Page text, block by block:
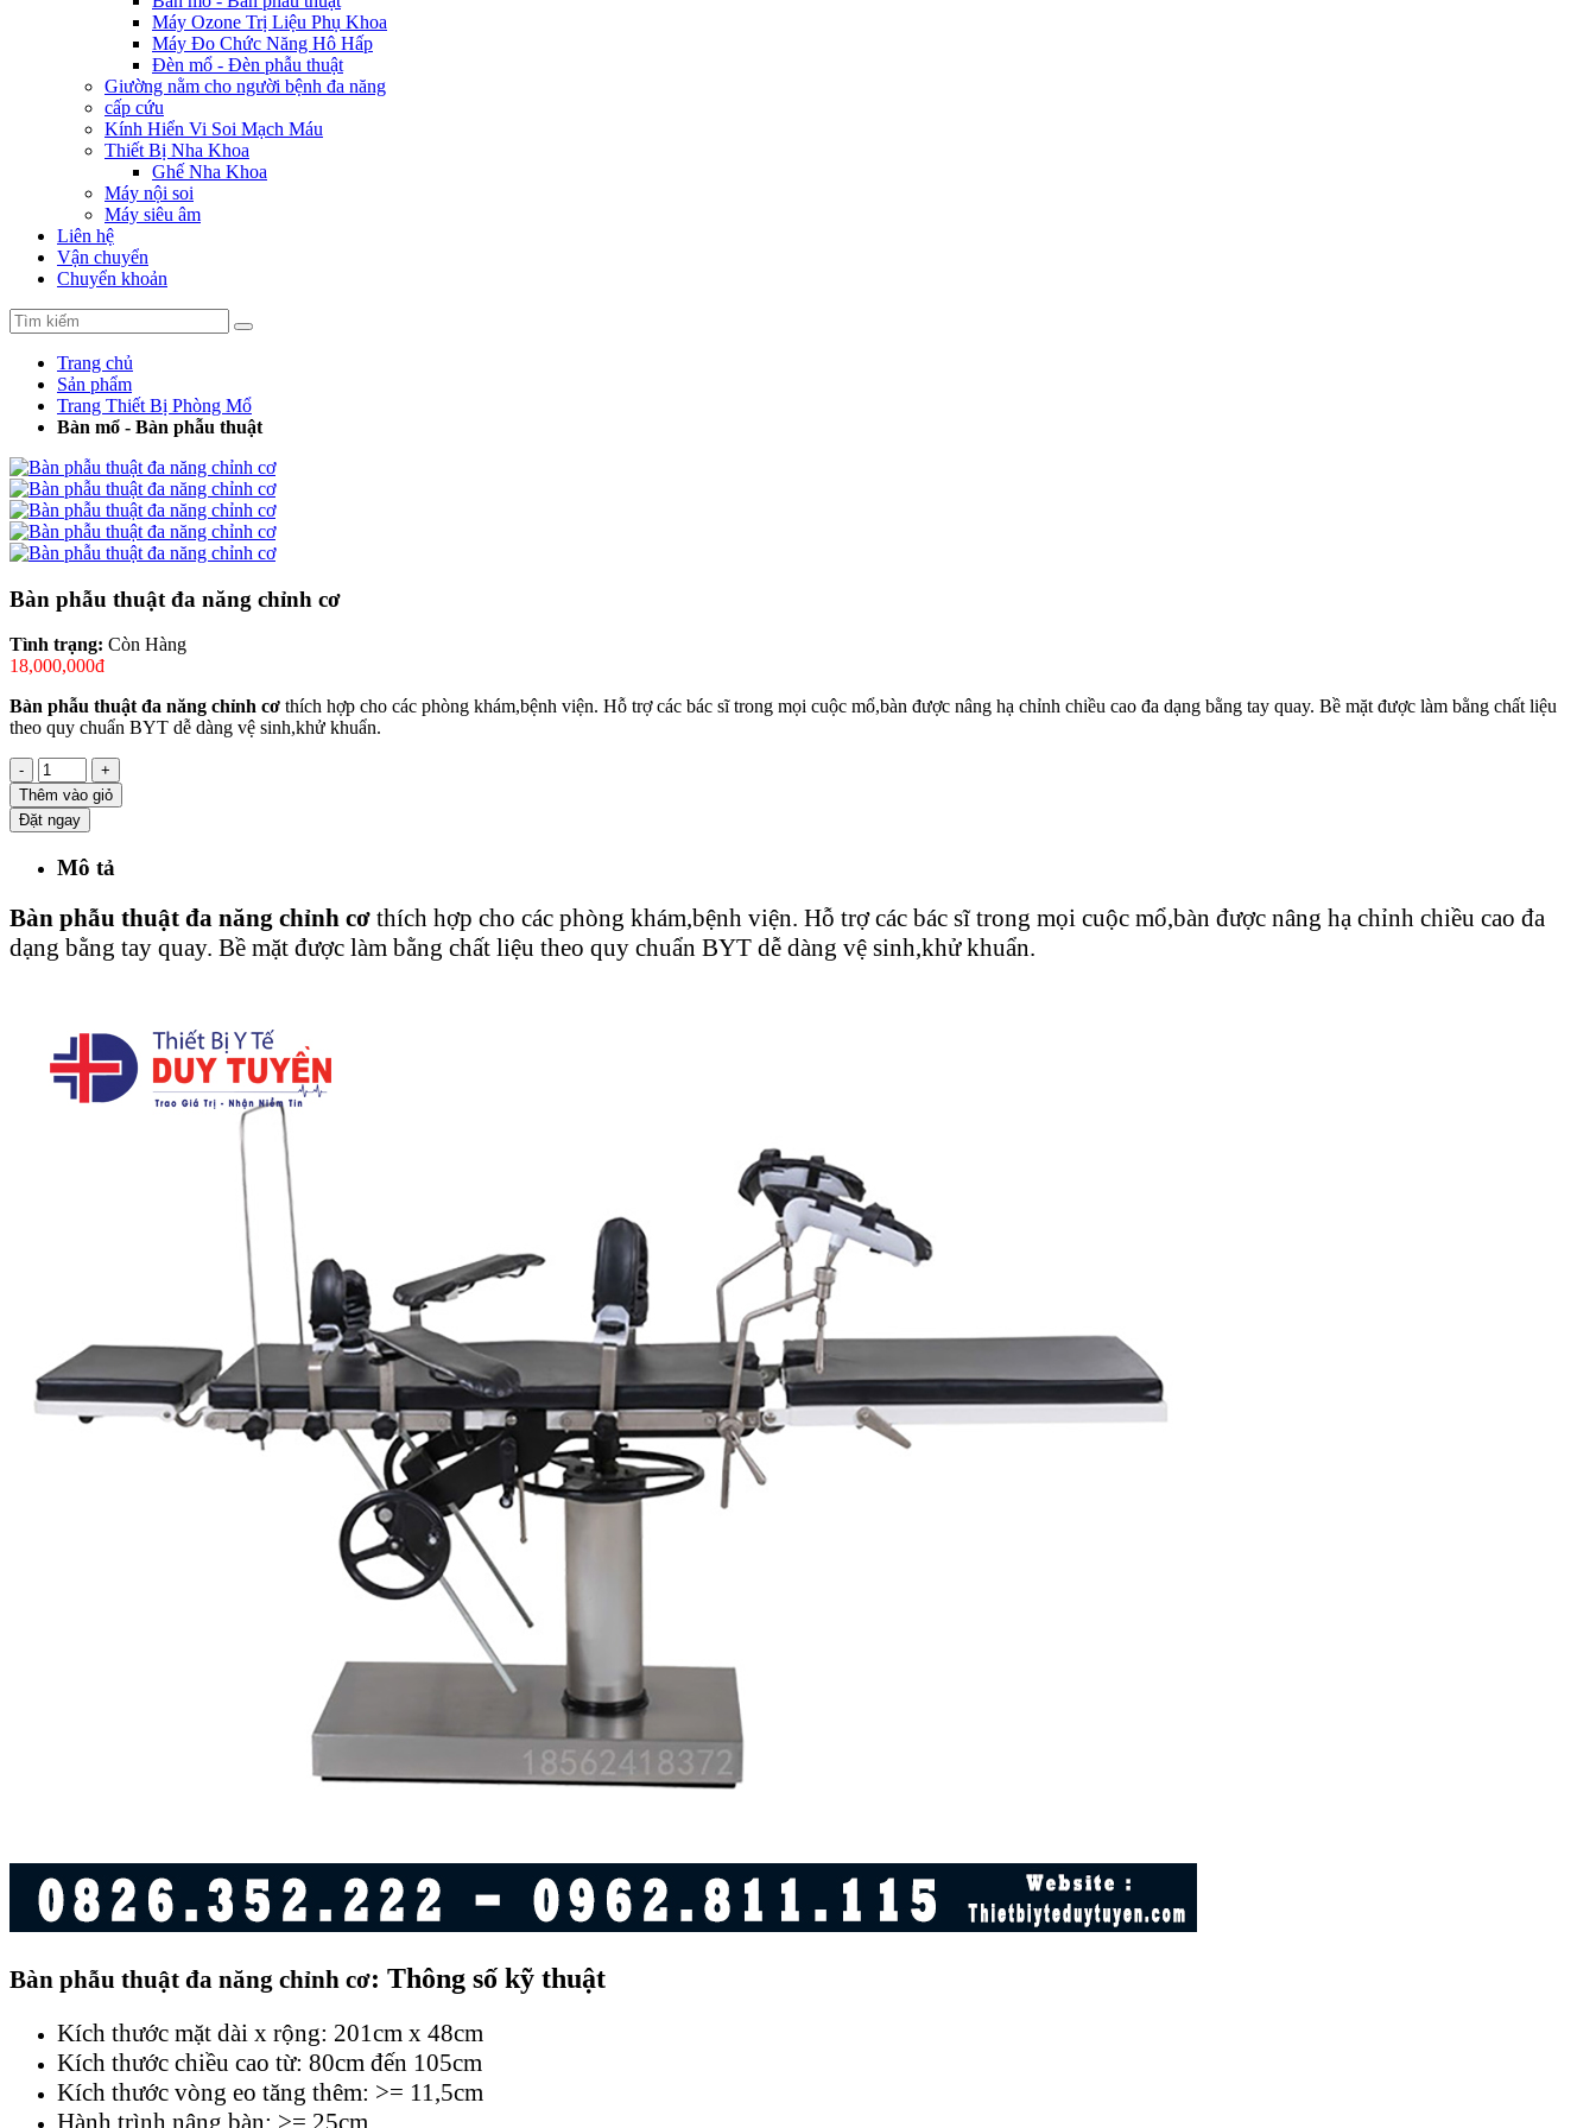
Máy Ozone Trị Liệu Phụ Khoa
Máy Đo Chức Năng Hô Hấp
Đèn mổ - Đèn phẫu thuật
Giường nằm cho người bệnh đa năng
cấp cứu
Kính Hiển Vi Soi Mạch Máu
Thiết Bị Nha Khoa
Ghế Nha Khoa
Máy nội soi
Máy siêu âm
Liên hệ
Vận chuyển
Chuyển khoản
Trang chủ
Sản phẩm
Trang Thiết Bị Phòng Mổ
Bàn mổ - Bàn phẫu thuật
Bàn phẫu thuật đa năng chỉnh cơ
Tình trạng: Còn Hàng
18,000,000đ
Bàn phẫu thuật đa năng chỉnh cơ thích hợp cho các phòng khám,bệnh viện. Hỗ trợ các bác sĩ trong mọi cuộc mổ,bàn được nâng hạ chỉnh chiều cao đa dạng bằng tay quay. Bề mặt được làm bằng chất liệu
theo quy chuẩn BYT dễ dàng vệ sinh,khử khuẩn.
-
+
Thêm vào giỏ
Đặt ngay
Mô tả
Bàn phẫu thuật đa năng chỉnh cơ thích hợp cho các phòng khám,bệnh viện. Hỗ trợ các bác sĩ trong mọi cuộc mổ,bàn được nâng hạ chỉnh chiều cao đa
dạng bằng tay quay. Bề mặt được làm bằng chất liệu theo quy chuẩn BYT dễ dàng vệ sinh,khử khuẩn.
Bàn phẫu thuật đa năng chỉnh cơ: Thông số kỹ thuật
Kích thước mặt dài x rộng: 201cm x 48cm
Kích thước chiều cao từ: 80cm đến 105cm
Kích thước vòng eo tăng thêm: >= 11,5cm
Hành trình nâng bàn: >= 25cm